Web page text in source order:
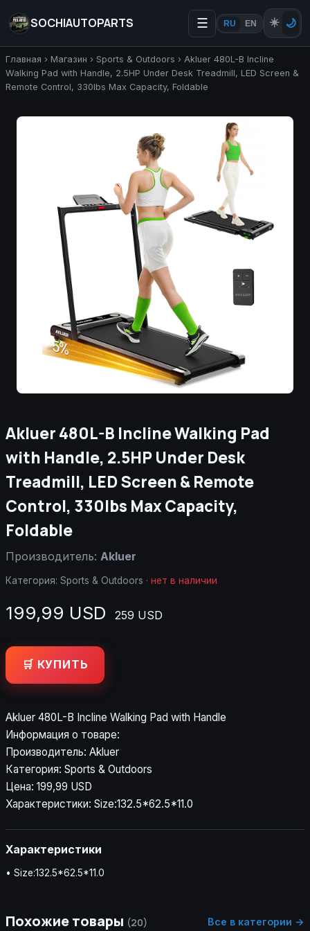
SOCHIAUTOPARTS ☰ RU EN ☀️ 🌙
Главная › Магазин › Sports & Outdoors › Akluer 480L-B Incline
Walking Pad with Handle, 2.5HP Under Desk Treadmill, LED Screen &
Remote Control, 330lbs Max Capacity, Foldable
Akluer 480L-B Incline Walking Pad
with Handle, 2.5HP Under Desk
Treadmill, LED Screen & Remote
Control, 330lbs Max Capacity,
Foldable
Производитель: Akluer
Категория: Sports & Outdoors · нет в наличии
199,99 USD 259 USD
🛒 КУПИТЬ
Akluer 480L-B Incline Walking Pad with Handle
Информация о товаре:
Производитель: Akluer
Категория: Sports & Outdoors
Цена: 199,99 USD
Характеристики: Size:132.5*62.5*11.0
Характеристики
• Size:132.5*62.5*11.0
Похожие товары (20) Все в категории →